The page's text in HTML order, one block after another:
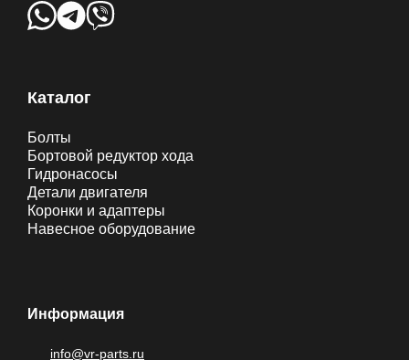
Каталог
Болты
Бортовой редуктор хода
Гидронасосы
Детали двигателя
Коронки и адаптеры
Навесное оборудование
Информация
info@vr-parts.ru